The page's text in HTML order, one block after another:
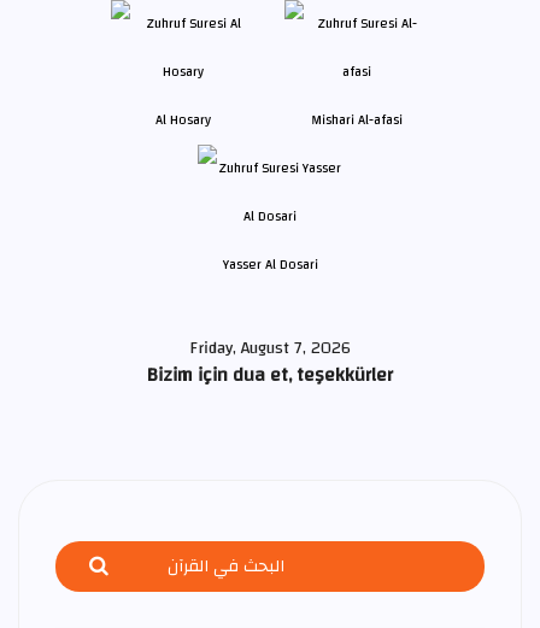
Al Hosary Mishari Al-afasi
Yasser Al Dosari
Friday, August 7, 2026
Bizim için dua et, teşekkürler